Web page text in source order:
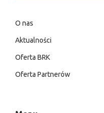
O nas
Aktualności
Oferta BRK
Oferta Partnerów